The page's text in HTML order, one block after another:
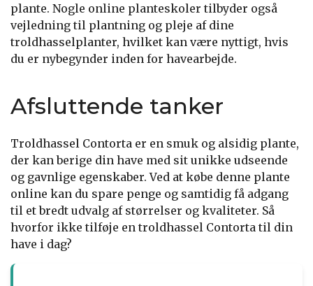
plante. Nogle online planteskoler tilbyder også
vejledning til plantning og pleje af dine
troldhasselplanter, hvilket kan være nyttigt, hvis
du er nybegynder inden for havearbejde.
Afsluttende tanker
Troldhassel Contorta er en smuk og alsidig plante,
der kan berige din have med sit unikke udseende
og gavnlige egenskaber. Ved at købe denne plante
online kan du spare penge og samtidig få adgang
til et bredt udvalg af størrelser og kvaliteter. Så
hvorfor ikke tilføje en troldhassel Contorta til din
have i dag?